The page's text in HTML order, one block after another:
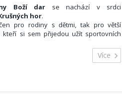
Boží dar se nachází v srdci
hor.
pro rodiny s dětmi, tak pro větší
kteří si sem přijedou užít sportovních
. Hosté se
ve 3x čtyřlůžkovém apartmá, 1x
Více